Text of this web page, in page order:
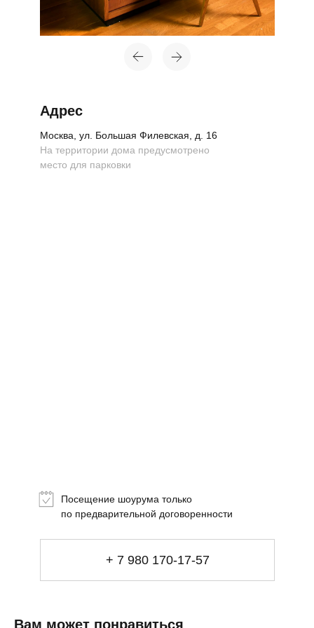
+ 7 980 170-17-57
Посещение шоурума только
по предварительной договоренности
Москва, ул. Большая Филевская, д. 16
Адрес
На территории дома предусмотрено
место для парковки
Вам может понравиться
Декор
Купить за 100 000 ₽
Купить за 100 000 ₽